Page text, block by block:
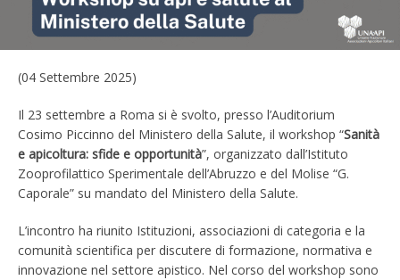
(04 Settembre 2025)
Il 23 settembre a Roma si è svolto, presso l’Auditorium
Cosimo Piccinno del Ministero della Salute, il workshop “Sanità
e apicoltura: sfide e opportunità”, organizzato dall’Istituto
Zooprofilattico Sperimentale dell’Abruzzo e del Molise “G.
Caporale” su mandato del Ministero della Salute.
L’incontro ha riunito Istituzioni, associazioni di categoria e la
comunità scientifica per discutere di formazione, normativa e
innovazione nel settore apistico. Nel corso del workshop sono